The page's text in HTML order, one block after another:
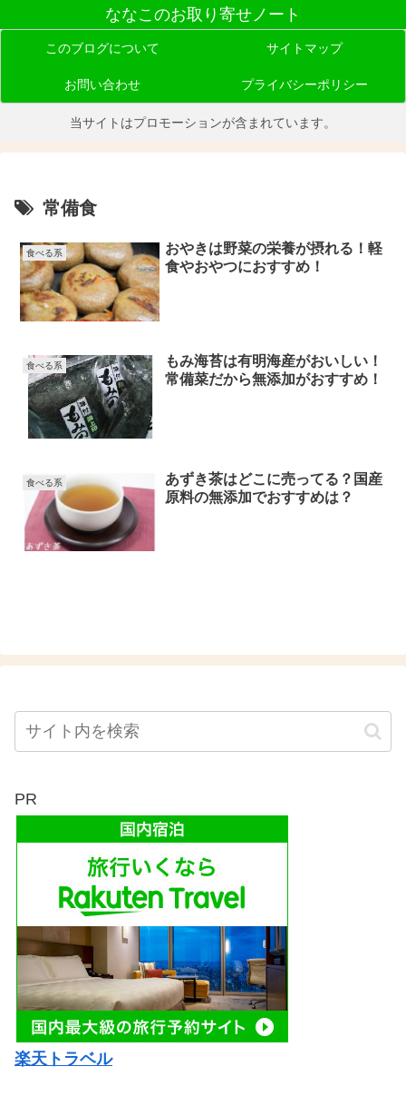
ななこのお取り寄せノート
このブログについて サイトマップ
お問い合わせ プライバシーポリシー
当サイトはプロモーションが含まれています。
常備食
食べる系
おやきは野菜の栄養が摂れる！軽
食やおやつにおすすめ！
食べる系
もみ海苔は有明海産がおいしい！
常備菜だから無添加がおすすめ！
食べる系
あずき茶はどこに売ってる？国産
原料の無添加でおすすめは？
PR
楽天トラベル